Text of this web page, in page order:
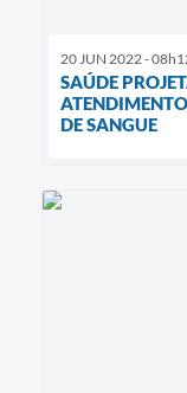
20 JUN 2022 -
SAÚDE
DE SANGUE